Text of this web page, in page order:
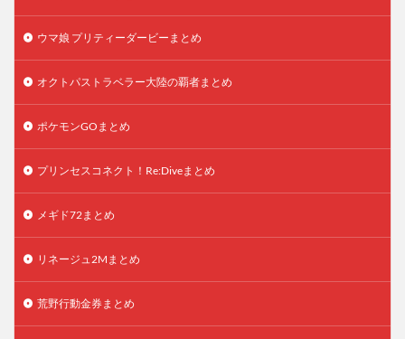
ウマ娘 プリティーダービーまとめ
オクトパストラベラー大陸の覇者まとめ
ポケモンGOまとめ
プリンセスコネクト！Re:Diveまとめ
メギド72まとめ
リネージュ2Mまとめ
荒野行動金券まとめ